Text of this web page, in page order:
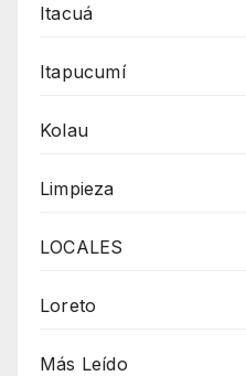
Itacuá
Itapucumí
Kolau
Limpieza
LOCALES
Loreto
Más Leído